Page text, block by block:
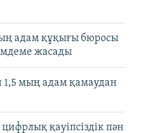
адам құқығы бюросы
жасады
мың адам қамаудан
қауіпсіздік пән